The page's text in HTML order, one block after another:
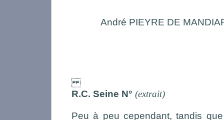
André PIEYRE DE
R.C. Seine N° (extrait)
Peu à peu cependant, tandis